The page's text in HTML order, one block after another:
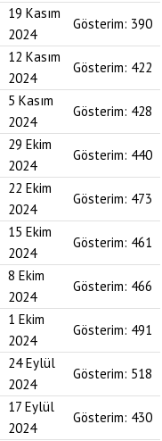
19 Kasım
2024
Gösterim: 390
12 Kasım
2024
Gösterim: 422
5 Kasım
2024
Gösterim: 428
29 Ekim
2024
Gösterim: 440
22 Ekim
2024
Gösterim: 473
15 Ekim
2024
Gösterim: 461
8 Ekim
2024
Gösterim: 466
1 Ekim
2024
Gösterim: 491
24 Eylül
2024
Gösterim: 518
17 Eylül
2024
Gösterim: 430